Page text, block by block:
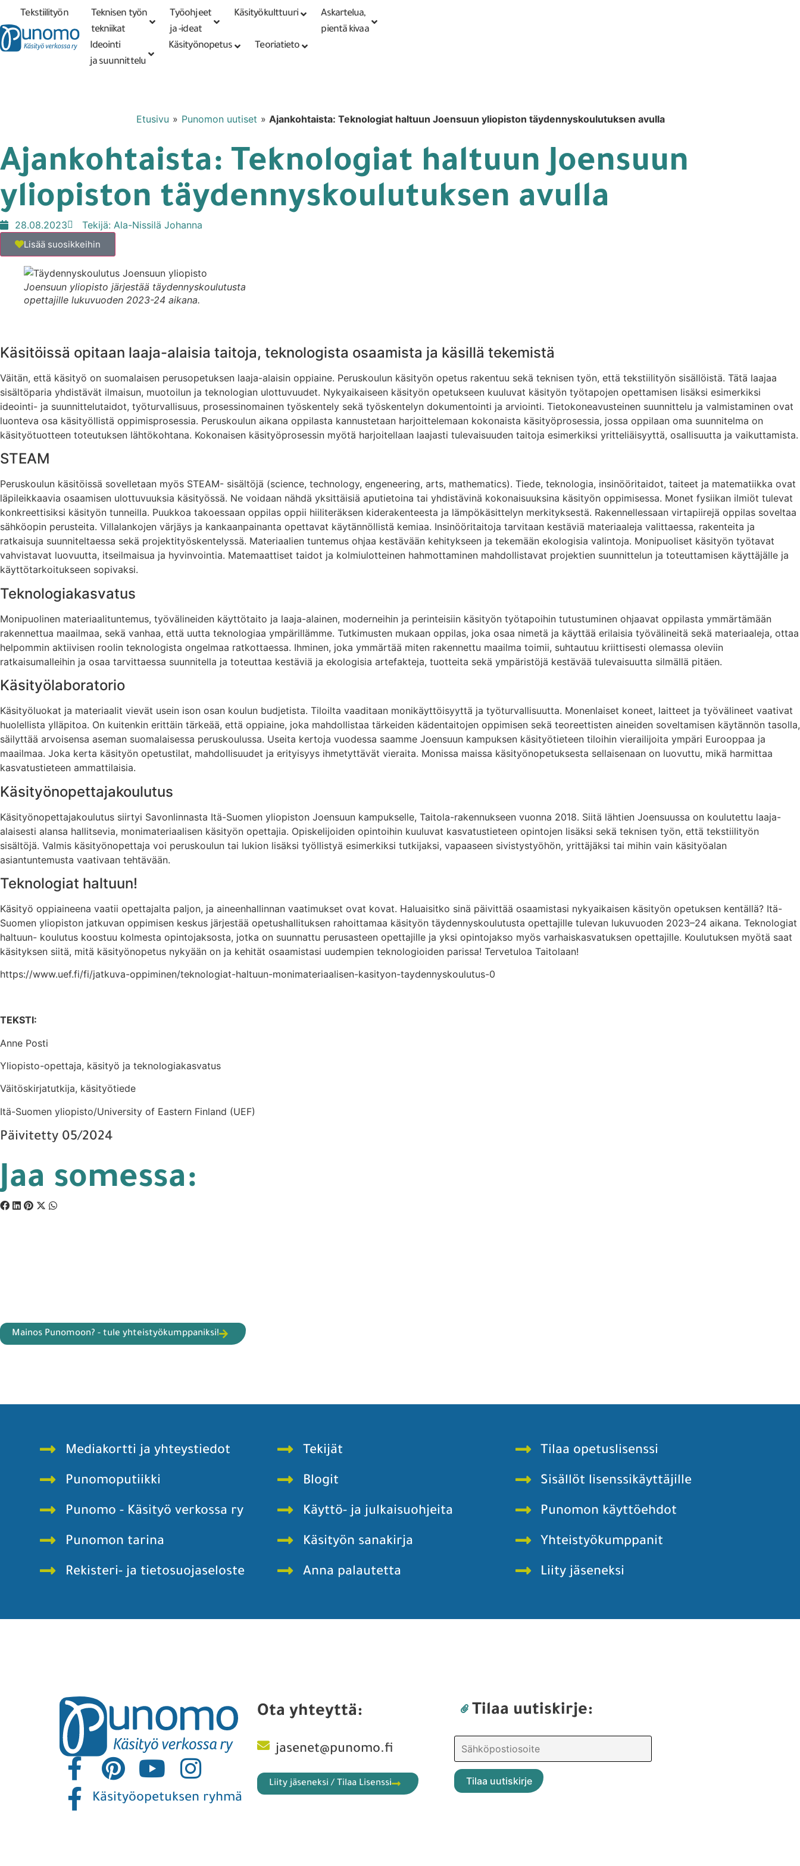
Tarkennettu PunomoputiikkiKirjaudu tai
rekisteröidy
Tekstiilityön
tekniikat
Teknisen työn
tekniikat
Työohjeet
ja -ideat
Käsityökulttuuri
Askartelua,
pientä kivaa
Ideointi
ja suunnittelu
Käsityönopetus Teoriatieto
Etusivu » Punomon uutiset » Ajankohtaista: Teknologiat haltuun Joensuun yliopiston täydennyskoulutuksen avulla
Ajankohtaista: Teknologiat haltuun Joensuun
yliopiston täydennyskoulutuksen avulla
28.08.2023 Tekijä: Ala-Nissilä Johanna
Lisää suosikkeihin
Joensuun yliopisto järjestää täydennyskoulutusta
opettajille lukuvuoden 2023-24 aikana.
Käsitöissä opitaan laaja-alaisia taitoja, teknologista osaamista ja käsillä tekemistä
Väitän, että käsityö on suomalaisen perusopetuksen laaja-alaisin oppiaine. Peruskoulun käsityön opetus rakentuu sekä teknisen työn, että tekstiilityön sisällöistä. Tätä laajaa
sisältöparia yhdistävät ilmaisun, muotoilun ja teknologian ulottuvuudet. Nykyaikaiseen käsityön opetukseen kuuluvat käsityön työtapojen opettamisen lisäksi esimerkiksi
ideointi- ja suunnittelutaidot, työturvallisuus, prosessinomainen työskentely sekä työskentelyn dokumentointi ja arviointi. Tietokoneavusteinen suunnittelu ja valmistaminen ovat
luonteva osa käsityöllistä oppimisprosessia. Peruskoulun aikana oppilasta kannustetaan harjoittelemaan kokonaista käsityöprosessia, jossa oppilaan oma suunnitelma on
käsityötuotteen toteutuksen lähtökohtana. Kokonaisen käsityöprosessin myötä harjoitellaan laajasti tulevaisuuden taitoja esimerkiksi yritteliäisyyttä, osallisuutta ja vaikuttamista.
STEAM
Peruskoulun käsitöissä sovelletaan myös STEAM- sisältöjä (science, technology, engeneering, arts, mathematics). Tiede, teknologia, insinööritaidot, taiteet ja matematiikka ovat
läpileikkaavia osaamisen ulottuvuuksia käsityössä. Ne voidaan nähdä yksittäisiä aputietoina tai yhdistävinä kokonaisuuksina käsityön oppimisessa. Monet fysiikan ilmiöt tulevat
konkreettisiksi käsityön tunneilla. Puukkoa takoessaan oppilas oppii hiiliteräksen kiderakenteesta ja lämpökäsittelyn merkityksestä. Rakennellessaan virtapiirejä oppilas soveltaa
sähköopin perusteita. Villalankojen värjäys ja kankaanpainanta opettavat käytännöllistä kemiaa. Insinööritaitoja tarvitaan kestäviä materiaaleja valittaessa, rakenteita ja
ratkaisuja suunniteltaessa sekä projektityöskentelyssä. Materiaalien tuntemus ohjaa kestävään kehitykseen ja tekemään ekologisia valintoja. Monipuoliset käsityön työtavat
vahvistavat luovuutta, itseilmaisua ja hyvinvointia. Matemaattiset taidot ja kolmiulotteinen hahmottaminen mahdollistavat projektien suunnittelun ja toteuttamisen käyttäjälle ja
käyttötarkoitukseen sopivaksi.
Teknologiakasvatus
Monipuolinen materiaalituntemus, työvälineiden käyttötaito ja laaja-alainen, moderneihin ja perinteisiin käsityön työtapoihin tutustuminen ohjaavat oppilasta ymmärtämään
rakennettua maailmaa, sekä vanhaa, että uutta teknologiaa ympärillämme. Tutkimusten mukaan oppilas, joka osaa nimetä ja käyttää erilaisia työvälineitä sekä materiaaleja, ottaa
helpommin aktiivisen roolin teknologista ongelmaa ratkottaessa. Ihminen, joka ymmärtää miten rakennettu maailma toimii, suhtautuu kriittisesti olemassa oleviin
ratkaisumalleihin ja osaa tarvittaessa suunnitella ja toteuttaa kestäviä ja ekologisia artefakteja, tuotteita sekä ympäristöjä kestävää tulevaisuutta silmällä pitäen.
Käsityölaboratorio
Käsityöluokat ja materiaalit vievät usein ison osan koulun budjetista. Tiloilta vaaditaan monikäyttöisyyttä ja työturvallisuutta. Monenlaiset koneet, laitteet ja työvälineet vaativat
huolellista ylläpitoa. On kuitenkin erittäin tärkeää, että oppiaine, joka mahdollistaa tärkeiden kädentaitojen oppimisen sekä teoreettisten aineiden soveltamisen käytännön tasolla,
säilyttää arvoisensa aseman suomalaisessa peruskoulussa. Useita kertoja vuodessa saamme Joensuun kampuksen käsityötieteen tiloihin vierailijoita ympäri Eurooppaa ja
maailmaa. Joka kerta käsityön opetustilat, mahdollisuudet ja erityisyys ihmetyttävät vieraita. Monissa maissa käsityönopetuksesta sellaisenaan on luovuttu, mikä harmittaa
kasvatustieteen ammattilaisia.
Käsityönopettajakoulutus
Käsityönopettajakoulutus siirtyi Savonlinnasta Itä-Suomen yliopiston Joensuun kampukselle, Taitola-rakennukseen vuonna 2018. Siitä lähtien Joensuussa on koulutettu laaja-
alaisesti alansa hallitsevia, monimateriaalisen käsityön opettajia. Opiskelijoiden opintoihin kuuluvat kasvatustieteen opintojen lisäksi sekä teknisen työn, että tekstiilityön
sisältöjä. Valmis käsityönopettaja voi peruskoulun tai lukion lisäksi työllistyä esimerkiksi tutkijaksi, vapaaseen sivistystyöhön, yrittäjäksi tai mihin vain käsityöalan
asiantuntemusta vaativaan tehtävään.
Teknologiat haltuun!
Käsityö oppiaineena vaatii opettajalta paljon, ja aineenhallinnan vaatimukset ovat kovat. Haluaisitko sinä päivittää osaamistasi nykyaikaisen käsityön opetuksen kentällä? Itä-
Suomen yliopiston jatkuvan oppimisen keskus järjestää opetushallituksen rahoittamaa käsityön täydennyskoulutusta opettajille tulevan lukuvuoden 2023–24 aikana. Teknologiat
haltuun- koulutus koostuu kolmesta opintojaksosta, jotka on suunnattu perusasteen opettajille ja yksi opintojakso myös varhaiskasvatuksen opettajille. Koulutuksen myötä saat
käsityksen siitä, mitä käsityönopetus nykyään on ja kehität osaamistasi uudempien teknologioiden parissa! Tervetuloa Taitolaan!
https://www.uef.fi/fi/jatkuva-oppiminen/teknologiat-haltuun-monimateriaalisen-kasityon-taydennyskoulutus-0
TEKSTI:
Anne Posti
Yliopisto-opettaja, käsityö ja teknologiakasvatus
Väitöskirjatutkija, käsityötiede
Itä-Suomen yliopisto/University of Eastern Finland (UEF)
Päivitetty 05/2024
Jaa somessa:
Mainos Punomoon? - tule yhteistyökumppaniksi!
Mediakortti ja yhteystiedot
Punomoputiikki
Punomo - Käsityö verkossa ry
Punomon tarina
Rekisteri- ja tietosuojaseloste
Tekijät
Blogit
Käyttö- ja julkaisuohjeita
Käsityön sanakirja
Anna palautetta
Tilaa opetuslisenssi
Sisällöt lisenssikäyttäjille
Punomon käyttöehdot
Yhteistyökumppanit
Liity jäseneksi
Käsityöopetuksen ryhmä
Ota yhteyttä:
jasenet@punomo.fi
Liity jäseneksi / Tilaa Lisenssi
Tilaa uutiskirje: